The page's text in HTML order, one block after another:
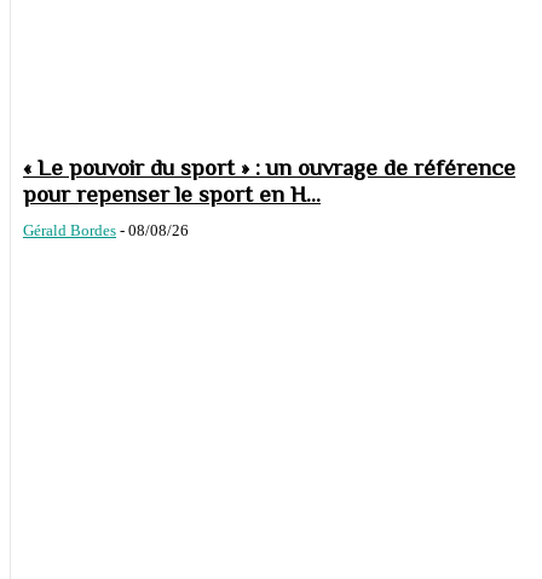
« Le pouvoir du sport » : un ouvrage de référence
pour repenser le sport en H...
Gérald Bordes - 08/08/26